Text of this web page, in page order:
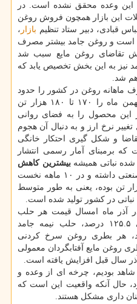
این وعده محقق نشده است. در
این بازار همچون فروش روغن
قبادی، دبیر ستاد تنظیم بازار ،
است و روغن جامد بیشتر مصرف
تقاضای روغن مایع سبب شد
نیز به این بخش تخصیص یابد که
شد.
ماهانه روغن در کشور را حدود
۱۵۰ هزار تن و تولید روغن در بهمن ماه را ۱۷۰ تا ۱۸۰ هزار تن
این محصول را به فضای روانی
نرخ ارز و به دنبال آن هجوم
و شکل گیری احتکار خانگی
برمبنای آمار رسمی انتشار
شده نباتی همیشهبیشترین کاهش
را در میان کالاهای منتخب صنعتی داشته و در ۱۰ ماهه نخست
حدود یک میلیون و ۲۱۵ هزار تن بوده، یعنی به طور متوسط
آذر ماه امسال قیمت هر حلب
روغن نباتی معمولی ۱۶ کیلویی ۱۲۵.۵ درصد، حلب نیمه جامد
۵.۴ کیلویی ۶۹.۶ درصد، هر بطری روغن سرخ کردنی
۲۴.۲ و هر بطری روغن مایع آفتابگردان معمولی
بودیم، چرخه ای از وعده و
حال آنکه واقعیت این است که
داری مشکل هستند.